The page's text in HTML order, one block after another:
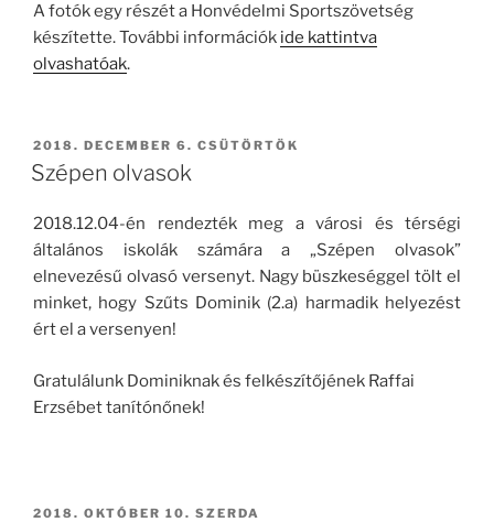
A fotók egy részét a Honvédelmi Sportszövetség
készítette. További információk ide kattintva
olvashatóak.
BEKÜLDVE:
2018. DECEMBER 6. CSÜTÖRTÖK
Szépen olvasok
2018.12.04-én rendezték meg a városi és térségi
általános iskolák számára a „Szépen olvasok”
elnevezésű olvasó versenyt. Nagy büszkeséggel tölt el
minket, hogy Szűts Dominik (2.a) harmadik helyezést
ért el a versenyen!
Gratulálunk Dominiknak és felkészítőjének Raffai
Erzsébet tanítónőnek!
BEKÜLDVE:
2018. OKTÓBER 10. SZERDA